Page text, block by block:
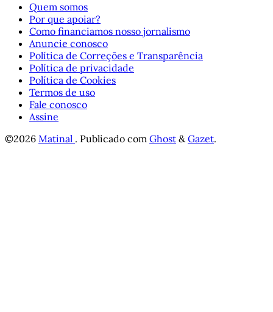
Quem somos
Por que apoiar?
Como financiamos nosso jornalismo
Anuncie conosco
Política de Correções e Transparência
Política de privacidade
Política de Cookies
Termos de uso
Fale conosco
Assine
©2026 Matinal . Publicado com Ghost &Gazet.